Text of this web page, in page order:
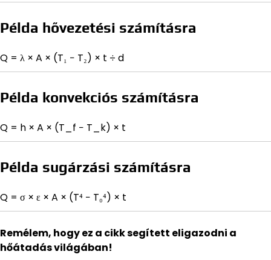
Példa hővezetési számításra
Q = λ × A × (T₁ − T₂) × t ÷ d
Példa konvekciós számításra
Q = h × A × (T_f − T_k) × t
Példa sugárzási számításra
Q = σ × ε × A × (T⁴ − T₀⁴) × t
Remélem, hogy ez a cikk segített eligazodni a
hőátadás világában!